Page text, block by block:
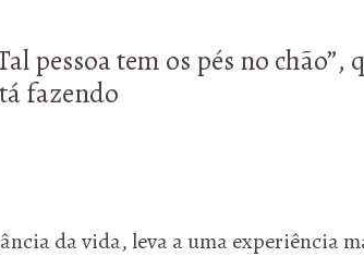
pessoa tem os pés no
fazendo
da vida, leva a uma experiência